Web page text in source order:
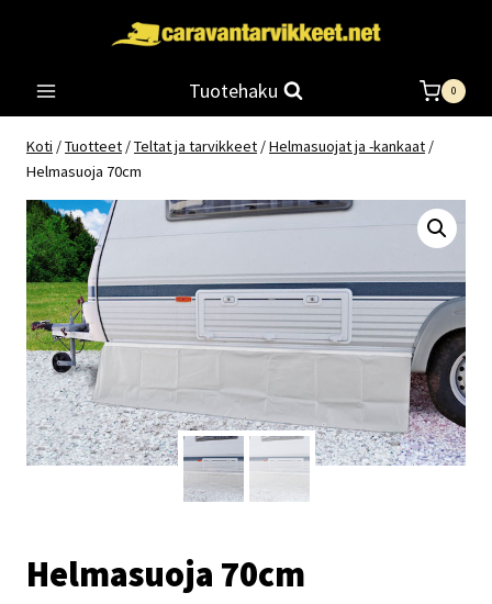
Tuotehaku 0
Koti /Tuotteet /Teltat ja tarvikkeet /Helmasuojat ja -kankaat /
Helmasuoja 70cm
Helmasuoja 70cm